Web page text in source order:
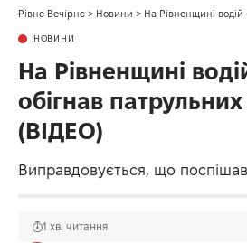
Рівне Вечірнє > Новини > На Рівненщині водій
НОВИНИ
На Рівненщині
обігнав
(ВІДЕО)
Виправдовується, що поспішав.
1 хв. читання